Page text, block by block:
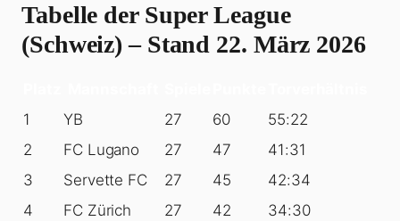
Tabelle der Super League
(Schweiz) – Stand 22. März 2026
1
YB 27 60
55:22
2
FC Lugano 27 47
41:31
3
Servette FC 27 45
42:34
4
FC Zürich 27 42
34:30